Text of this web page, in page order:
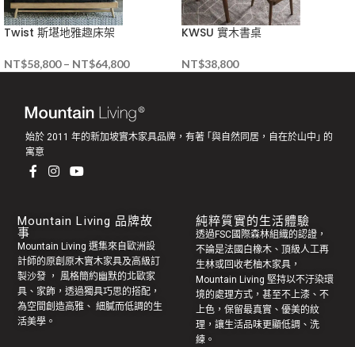
Twist 斯堪地雅趣床架
NT$58,800 – NT$64,800
KWSU 實木書桌
NT$38,800
始於 2011 年的新加坡實木家具品牌，有著 ｢與自然同居，自在於山中｣ 的
寓意
Mountain Living 品牌故
事
Mountain Living 選集來自歐洲設
計師的原創 原木實木家具及高級訂
製沙發 ， 風格簡約幽默的北歐家
具 、家飾，透過獨具巧思的搭配，
為空間創造高雅、 細膩而低調的生
活美學。
純粹質實的生活體驗
透過FSC國際森林組織的認證，
不論是法國白橡木、頂級人工再
生林或回收老柚木家具 ，
Mountain Living 堅持以不汙染環
境的處理方式，甚至不上漆、不
上色，保留最真實、優美的紋
理，讓生活品味更顯低調、洗
練。